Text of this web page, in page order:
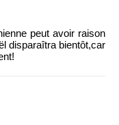
peut avoir raison
disparaîtra bientôt,car